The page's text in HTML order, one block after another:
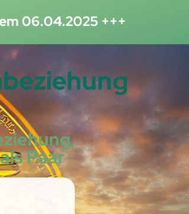
06.04.2025 +++
Paar